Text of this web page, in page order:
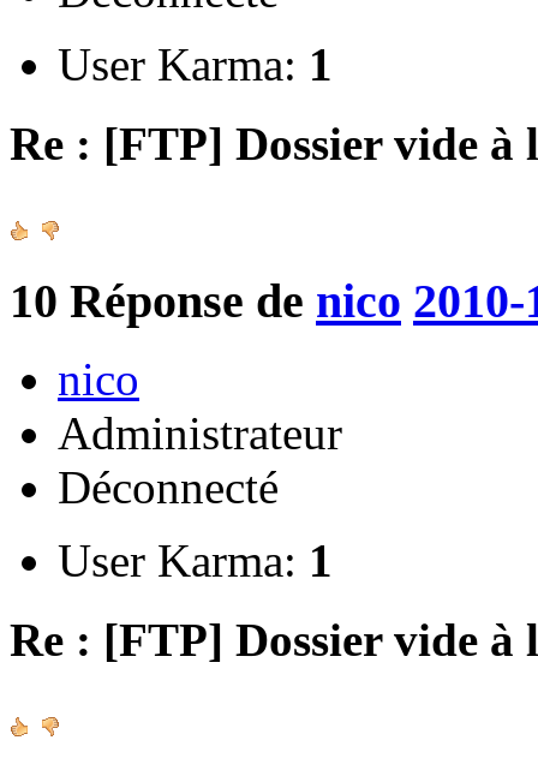
User Karma: 1
Re : [FTP] Dossier vide à
10 Réponse de nico
nico
Administrateur
Déconnecté
User Karma: 1
Re : [FTP] Dossier vide à